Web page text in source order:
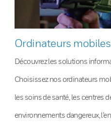
Ordinateurs mobiles
Découvrez les solutions
Choisissez nos ordinateurs
les soins de santé, les centres
environnements dangereux,